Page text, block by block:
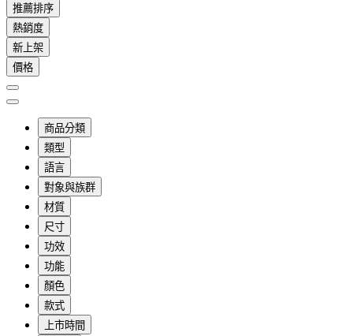
推薦排序
熱銷度
新上架
價格
商品分類
類型
語言
對象與族群
材質
尺寸
功效
功能
顏色
款式
上市時間